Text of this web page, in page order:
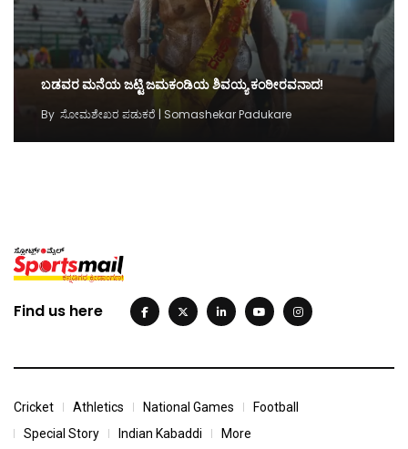
ಬಡವರ ಮನೆಯ ಜಟ್ಟಿ ಜಮಕಂಡಿಯ ಶಿವಯ್ಯ ಕಂಠೀರವನಾದ!
By ಸೋಮಶೇಖರ ಪಡುಕರೆ | Somashekar Padukare
Find us here
Cricket Athletics National Games
Football
Special Story
Indian Kabaddi More